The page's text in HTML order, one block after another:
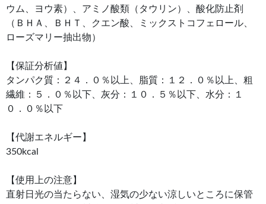
ウム、ヨウ素）、アミノ酸類（タウリン）、酸化防止剤
（ＢＨＡ、ＢＨＴ、クエン酸、ミックストコフェロール、
ローズマリー抽出物）
【保証分析値】
タンパク質：２４．０％以上、脂質：１２．０％以上、粗
繊維：５．０％以下、灰分：１０．５％以下、水分：１
０．０％以下
【代謝エネルギー】
350kcal
【使用上の注意】
直射日光の当たらない、湿気の少ない涼しいところに保管